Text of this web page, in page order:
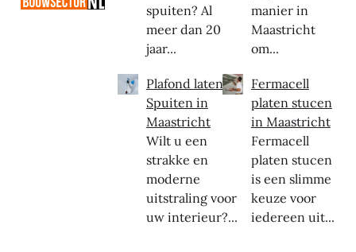
spuiten? Al
meer dan 20
jaar...
Plafond laten
Spuiten in
Maastricht
Wilt u een
strakke en
moderne
uitstraling voor
uw interieur?...
manier in
Maastricht
om...
Fermacell
platen stucen
in Maastricht
Fermacell
platen stucen
is een slimme
keuze voor
iedereen uit...